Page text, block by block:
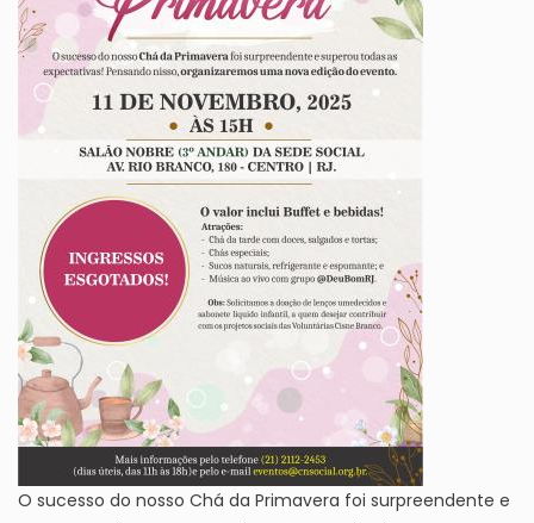
O sucesso do nosso Chá da Primavera foi surpreendente e